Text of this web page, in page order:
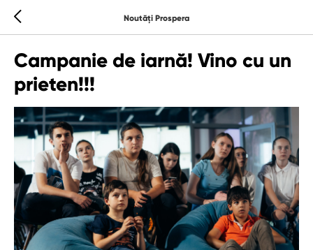
Noutăți Prospera
Campanie de iarnă! Vino cu un
prieten!!!